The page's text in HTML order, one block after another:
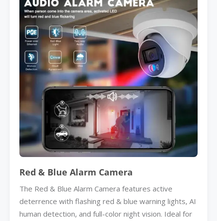
Red & Blue Alarm Camera
The Red & Blue Alarm Camera features active
deterrence with flashing red & blue warning lights, AI
human detection, and full-color night vision. Ideal for